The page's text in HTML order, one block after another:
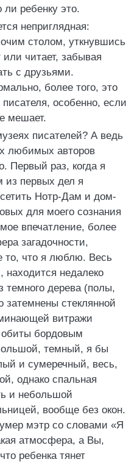
ли ребенку это.
неприглядная:
столом, уткнувшись
читает, забывая
с друзьями.
более того, это
особенно, если
мешает.
писателей? А ведь
любимых авторов
Первый раз, когда я
из первых дел я
Нотр-Дам и дом-
для моего сознания
впечатление, более
загадочности,
то, что я люблю. Весь
находится недалеко
темного дерева (полы,
затемнены стеклянной
витражи
обиты бордовым
темный, я бы
и сумеречный, весь,
однако спальная
и небольшой
вообще без окон.
мэтр со словами «Я
атмосфера, а Вы,
ребенка тянет